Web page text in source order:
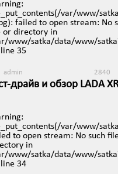
line35
admin 3317
данный момент
предприятия р.п. Сулея
images/video/
views/mobreporter/
2.jpg):
images/video/92-
:
var/www/
failed to open stream: No
or directory in
www/satka/data/www/
35
admin 2840
драйв и обзор LADA
images/video/
views/mobreporter/
:
var/www/
to open stream: No such
in
www/satka/data/www/
34